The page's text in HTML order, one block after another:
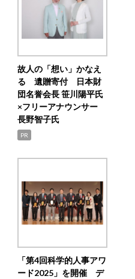
故人の「想い」かなえ
る 遺贈寄付 日本財
団名誉会長 笹川陽平氏
×フリーアナウンサー
長野智子氏
PR
「第4回科学的人事アワ
ード2025」を開催 デ